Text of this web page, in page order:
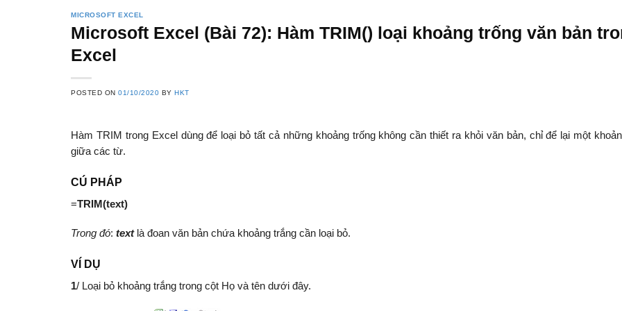
MICROSOFT EXCEL
Microsoft Excel (Bài 72): Hàm TRIM() loại khoảng trống văn bản
Excel
POSTED ON01/10/2020 BYHKT
Hàm TRIM trong Excel dùng để loại bỏ tất cả những khoảng trống không cần thiết ra khỏi văn bản, chỉ để lại một
giữa các từ.
CÚ PHÁP
=TRIM(text)
Trong đó: text là đoan văn bản chứa khoảng trắng cần loại bỏ.
VÍ DỤ
1/ Loại bỏ khoảng trắng trong cột Họ và tên dưới đây.